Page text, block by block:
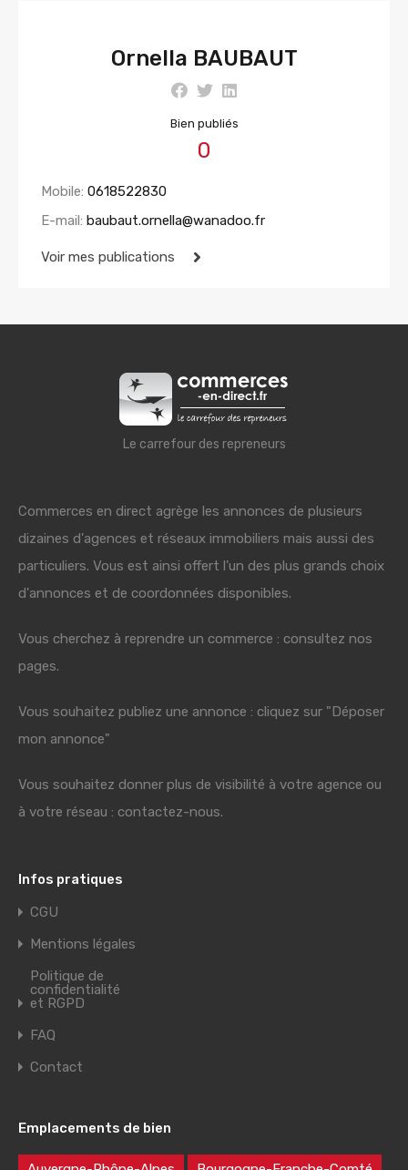
Ornella BAUBAUT
Bien publiés
0
Mobile: 0618522830
E-mail: baubaut.ornella@wanadoo.fr
Voir mes publications
Le carrefour des repreneurs
Commerces en direct agrège les annonces de plusieurs
dizaines d'agences et réseaux immobiliers mais aussi des
particuliers. Vous est ainsi offert l'un des plus grands choix
d'annonces et de coordonnées disponibles.
Vous cherchez à reprendre un commerce : consultez nos
pages.
Vous souhaitez publiez une annonce : cliquez sur "Déposer
mon annonce"
Vous souhaitez donner plus de visibilité à votre agence ou
à votre réseau : contactez-nous.
Infos pratiques
CGU
Mentions légales
Politique de
confidentialité
et RGPD
FAQ
Contact
Emplacements de bien